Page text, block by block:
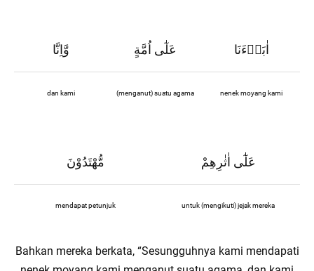
وَّاِنَّا عَلٰٓى اُمَّةٍ اٰبَاۤءَنَا
dan kami (menganut) suatu agama nenek moyang kami
مُّهْتَدُوْنَ عَلٰٓى اٰثٰرِهِمْ
mendapat petunjuk untuk (mengikuti) jejak mereka
Bahkan mereka berkata, “Sesungguhnya kami mendapati